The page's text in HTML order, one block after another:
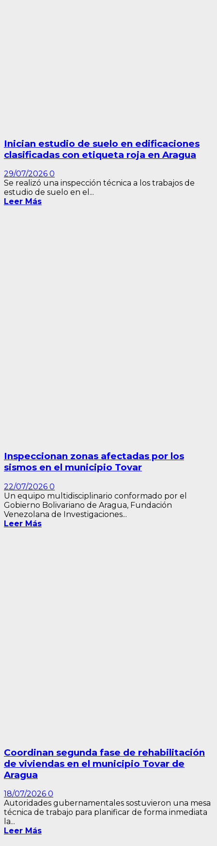
Inician estudio de suelo en edificaciones
clasificadas con etiqueta roja en Aragua
29/07/2026 0
Se realizó una inspección técnica a los trabajos de
estudio de suelo en el...
Leer Más
Inspeccionan zonas afectadas por los
sismos en el municipio Tovar
22/07/2026 0
Un equipo multidisciplinario conformado por el
Gobierno Bolivariano de Aragua, Fundación
Venezolana de Investigaciones...
Leer Más
Coordinan segunda fase de rehabilitación
de viviendas en el municipio Tovar de
Aragua
18/07/2026 0
Autoridades gubernamentales sostuvieron una mesa
técnica de trabajo para planificar de forma inmediata
la...
Leer Más